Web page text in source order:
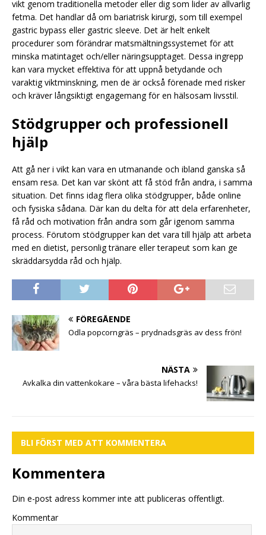
vikt genom traditionella metoder eller dig som lider av allvarlig
fetma. Det handlar då om bariatrisk kirurgi, som till exempel
gastric bypass eller gastric sleeve. Det är helt enkelt
procedurer som förändrar matsmältningssystemet för att
minska matintaget och/eller näringsupptaget. Dessa ingrepp
kan vara mycket effektiva för att uppnå betydande och
varaktig viktminskning, men de är också förenade med risker
och kräver långsiktigt engagemang för en hälsosam livsstil.
Stödgrupper och professionell
hjälp
Att gå ner i vikt kan vara en utmanande och ibland ganska så
ensam resa. Det kan var skönt att få stöd från andra, i samma
situation. Det finns idag flera olika stödgrupper, både online
och fysiska sådana. Där kan du delta för att dela erfarenheter,
få råd och motivation från andra som går igenom samma
process. Förutom stödgrupper kan det vara till hjälp att arbeta
med en dietist, personlig tränare eller terapeut som kan ge
skräddarsydda råd och hjälp.
FÖREGÅENDE
Odla popcorngräs – prydnadsgräs av dess frön!
NÄSTA
Avkalka din vattenkokare – våra bästa lifehacks!
BLI FÖRST MED ATT KOMMENTERA
Kommentera
Din e-post adress kommer inte att publiceras offentligt.
Kommentar